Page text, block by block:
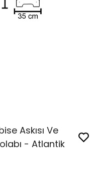
Askısı Ve
- Atlantik